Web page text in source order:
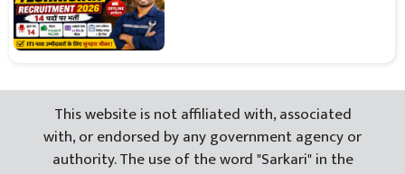
This website is not affiliated with, associated
with, or endorsed by any government agency or
authority. The use of the word "Sarkari" in the